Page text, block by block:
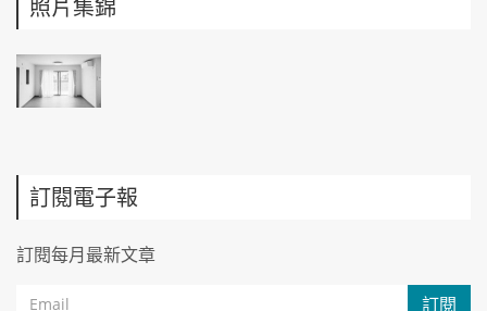
照片集錦
訂閱電子報
訂閱每月最新文章
訂閱